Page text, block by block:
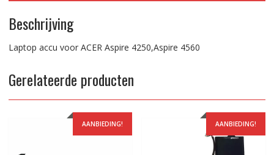
Beschrijving
Laptop accu voor ACER Aspire 4250,Aspire 4560
Gerelateerde producten
AANBIEDING! AANBIEDING!